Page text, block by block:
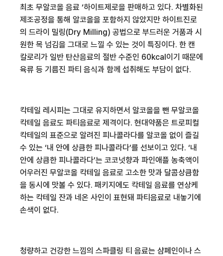
최초 무알코올 음료 ‘하이트제로을 판매하고 있다. 차별화된
제조공정을 통해 알코올을 포함하지 않았지만 하이트진로
의 드라이 밀링(Dry Milling) 공법으로 부드러운 거품과 시
원한 목 넘김을 그대로 느낄 수 있는 것이 특징이다. 한 캔
칼로리가 일반 탄산음료의 절반 수준인 60kcal이기 때문에
육류 등 기름진 파티 음식과 함께 섭취해도 부담이 없다.
칵테일 레시피는 그대로 유지하면서 알코올을 뺀 무알코올
칵테일 음료도 파티음료로 제격이다. 현대약품은 트로피컬
칵테일의 표준으로 알려진 피나콜라다를 알코올 없이 즐길
수 있는 ‘내 안에 상큼한 피나콜라다’를 선보이고 있다. ‘내
안에 상큼한 피나콜라다’는 코코넛향과 파인애플 농축액이
어우러진 무알코올 칵테일 음료로 고소한 맛과 달콤상큼함
을 동시에 맛볼 수 있다. 패키지에도 칵테일 음료를 연상케
하는 칵테일 잔과 네온 사인이 표현돼 파티음료로 내놓기에
손색이 없다.
청량하고 건강한 느낌의 스파클링 티 음료는 샴페인이나 스